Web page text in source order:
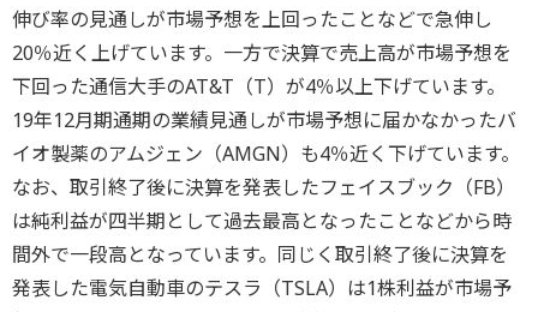
伸び率の見通しが市場予想を上回ったことなどで急伸し
20％近く上げています。一方で決算で売上高が市場予想を
下回った通信大手のAT&T（T）が4％以上下げています。
19年12月期通期の業績見通しが市場予想に届かなかったバ
イオ製薬のアムジェン（AMGN）も4％近く下げています。
なお、取引終了後に決算を発表したフェイスブック（FB）
は純利益が四半期として過去最高となったことなどから時
間外で一段高となっています。同じく取引終了後に決算を
発表した電気自動車のテスラ（TSLA）は1株利益が市場予